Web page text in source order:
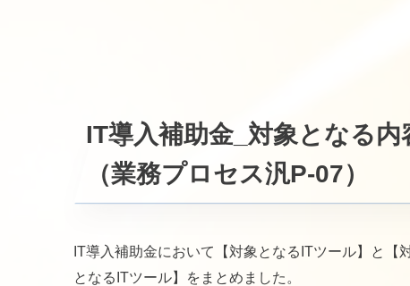
IT導入補助金_対象となる
（業務プロセス汎P-07）
IT導入補助金において【対象となるITツール】と【
となるITツール】をまとめました。